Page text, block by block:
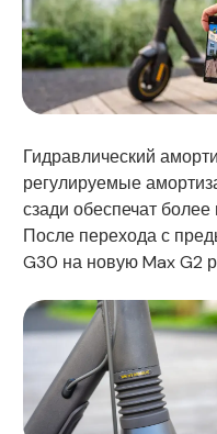
Гидравлический
регулируемые
сзади обеспечат
После перехода с
G30 на новую Max G2